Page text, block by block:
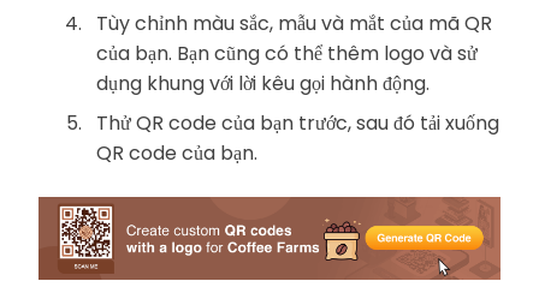
Tùy chỉnh màu sắc, mẫu và mắt của mã QR
của bạn. Bạn cũng có thể thêm logo và sử
dụng khung với lời kêu gọi hành động.
Thử QR code của bạn trước, sau đó tải xuống
QR code của bạn.